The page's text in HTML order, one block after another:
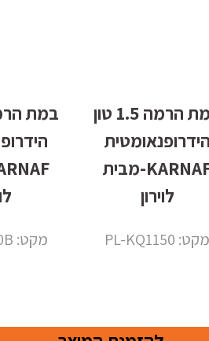
במת הרמה 1.5 טון
הידרופנאומטית
KARNAF-מבית
לוירון
מקט: PL-KQ1150 מקט: PL-Q2120B